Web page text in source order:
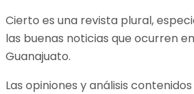
Cierto es una revista plural,
las buenas noticias que ocurren
Guanajuato.
Las opiniones y análisis